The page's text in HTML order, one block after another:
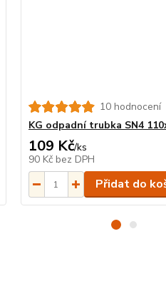
10 hodnocení
KG odpadní trubka SN4
109 Kč/ks
90 Kč bez DPH
Přidat do